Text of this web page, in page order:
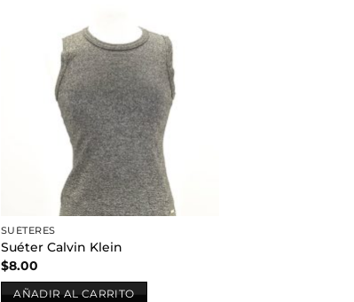
Añadir
lista de
deseos
SUÉTERES
Suéter Calvin Klein
$8.00
AÑADIR AL CARRITO